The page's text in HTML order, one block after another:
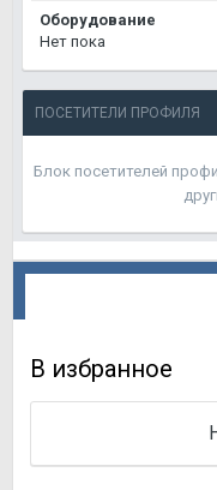
Оборудование
Нет пока
ПОСЕТИТЕЛИ ПРОФИЛЯ
Блок посетителей
В избранное